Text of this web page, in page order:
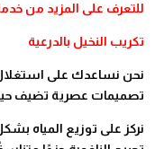
للتعرف على المزيد من
تكريب النخيل بالدرعية
نحن نساعدك على
تصميمات عصرية تضيف
نركز على توزيع المياه